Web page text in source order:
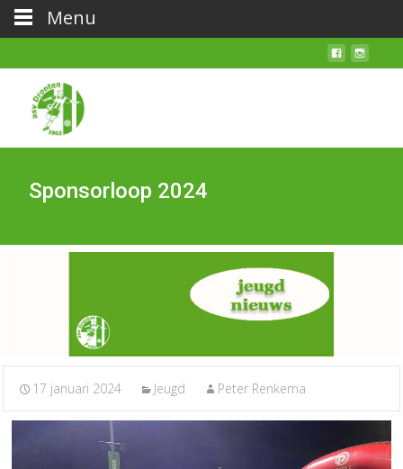
Sponsorloop 2024
17 januari 2024 Jeugd Peter Renkema
Menu